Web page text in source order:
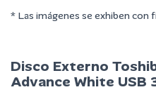
* Las imágenes se exhiben con
Disco Externo
Advance White USB